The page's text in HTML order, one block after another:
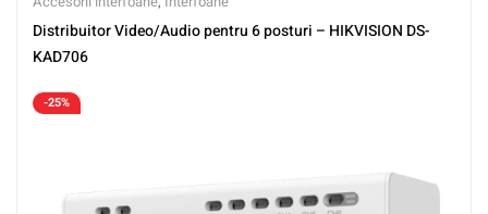
Distribuitor Video/Audio pentru 6 posturi – HIKVISION DS-
KAD706
-25%